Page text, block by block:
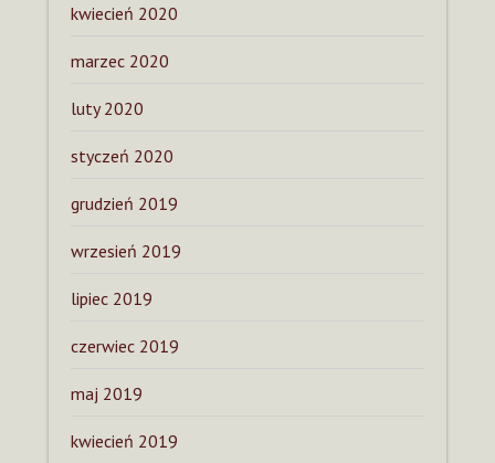
kwiecień 2020
marzec 2020
luty 2020
styczeń 2020
grudzień 2019
wrzesień 2019
lipiec 2019
czerwiec 2019
maj 2019
kwiecień 2019